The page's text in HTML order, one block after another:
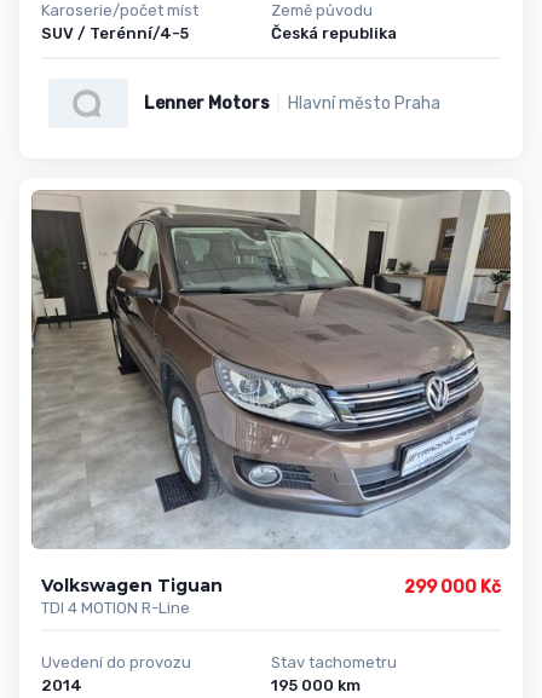
Karoserie/počet míst
SUV / Terénní/4-5
Země původu
Česká republika
Lenner Motors Hlavní město Praha
Volkswagen Tiguan
TDI 4 MOTION R-Line
299 000 Kč
Uvedení do provozu
2014
Stav tachometru
195 000 km